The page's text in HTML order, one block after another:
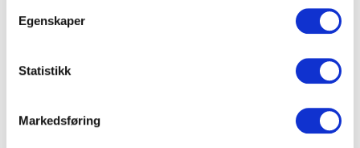
Egenskaper
Statistikk
Markedsføring